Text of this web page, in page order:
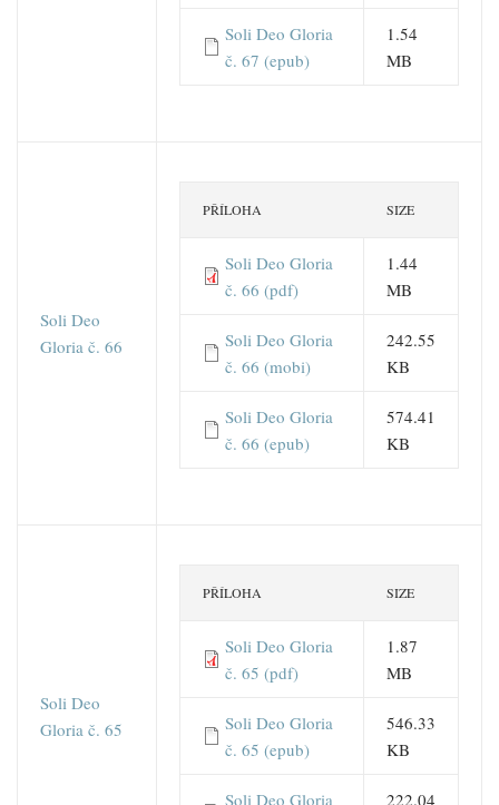
Soli Deo Gloria
č. 67 (epub)
1.54
MB
Soli Deo
Gloria č. 66
PŘÍLOHA SIZE
Soli Deo Gloria
č. 66 (pdf)
1.44
MB
Soli Deo Gloria
č. 66 (mobi)
242.55
KB
Soli Deo Gloria
č. 66 (epub)
574.41
KB
Soli Deo
Gloria č. 65
PŘÍLOHA SIZE
Soli Deo Gloria
č. 65 (pdf)
1.87
MB
Soli Deo Gloria
č. 65 (epub)
546.33
KB
Soli Deo Gloria 222.04